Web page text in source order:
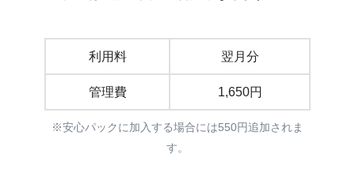
利用料 翌月分
管理費 1,650円
※安心パックに加入する場合には550円追加されま
す。